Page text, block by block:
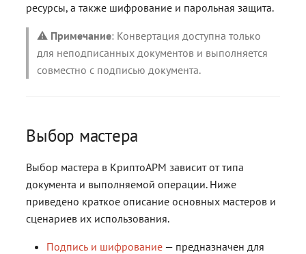
ресурсы, а также шифрование и парольная защита.
⚠️ Примечание: Конвертация доступна только
для неподписанных документов и выполняется
совместно с подписью документа.
Выбор мастера
Выбор мастера в КриптоАРМ зависит от типа
документа и выполняемой операции. Ниже
приведено краткое описание основных мастеров и
сценариев их использования.
Подпись и шифрование — предназначен для